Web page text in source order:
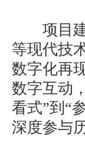
项目建
等现代技
数字化再
数字互动
看式”到“
深度参与